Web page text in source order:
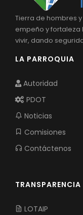
Tierra de hombres
empeño y fortaleza
vivir, dando
LA PARROQUIA
Autoridad
PDOT
Noticias
Comisiones
Contáctenos
TRANSPARENCIA
LOTAIP